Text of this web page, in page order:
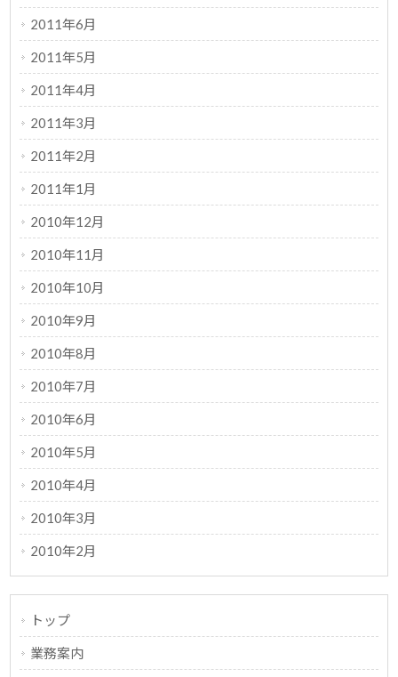
2011年6月
2011年5月
2011年4月
2011年3月
2011年2月
2011年1月
2010年12月
2010年11月
2010年10月
2010年9月
2010年8月
2010年7月
2010年6月
2010年5月
2010年4月
2010年3月
2010年2月
トップ
業務案内